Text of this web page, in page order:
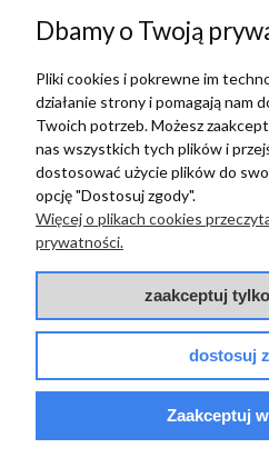
Paffoni
PAFFONI LIGHT
LIG031NO BATERIA
WANNOWA
7 399,00 zł szt.
Dbamy o Twoją
Pliki cookies i pokrewne im
działanie strony i pomagają nam
Twoich potrzeb. Możesz
nas wszystkich tych plików i
dostosować użycie plików do
opcję "Dostosuj zgody".
Więcej o plikach cookies
prywatności.
zaakceptuj
dostosuj
Zaakceptuj